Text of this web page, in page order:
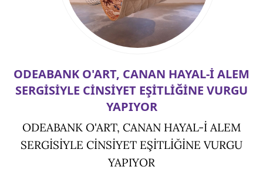
ODEABANK O'ART, CANAN HAYAL-İ ALEM
SERGİSİYLE CİNSİYET EŞİTLİĞİNE VURGU
YAPIYOR
ODEABANK O'ART, CANAN HAYAL-İ ALEM
SERGİSİYLE CİNSİYET EŞİTLİĞİNE VURGU
YAPIYOR